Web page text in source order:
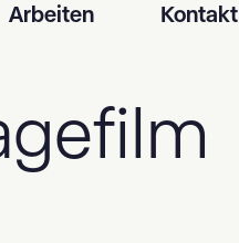
Arbeiten Kontakt